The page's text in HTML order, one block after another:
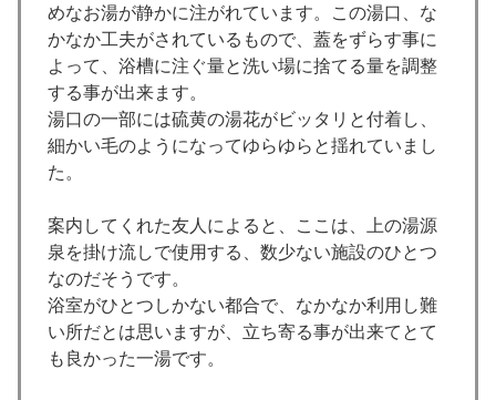
めなお湯が静かに注がれています。この湯口、な
かなか工夫がされているもので、蓋をずらす事に
よって、浴槽に注ぐ量と洗い場に捨てる量を調整
する事が出来ます。
湯口の一部には硫黄の湯花がビッタリと付着し、
細かい毛のようになってゆらゆらと揺れていまし
た。
案内してくれた友人によると、ここは、上の湯源
泉を掛け流しで使用する、数少ない施設のひとつ
なのだそうです。
浴室がひとつしかない都合で、なかなか利用し難
い所だとは思いますが、立ち寄る事が出来てとて
も良かった一湯です。